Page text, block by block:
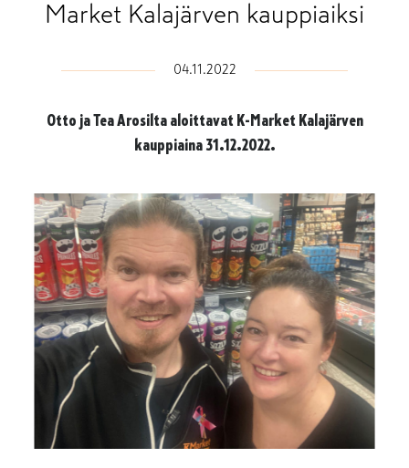
Market Kalajärven kauppiaiksi
04.11.2022
Otto ja Tea Arosilta aloittavat K-Market Kalajärven
kauppiaina 31.12.2022.